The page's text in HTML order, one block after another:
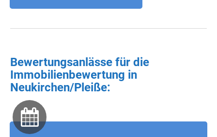
Bewertungsanlässe für die
Immobilienbewertung in
Neukirchen/Pleiße: